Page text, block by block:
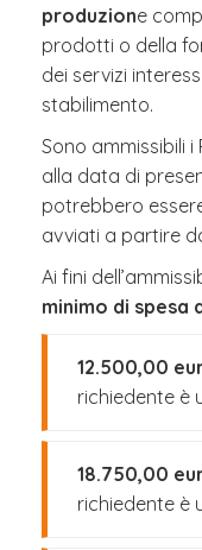
produzione
prodotti o della
dei servizi
stabilimento.
Sono ammissibili
alla data di
potrebbero
avviati a partire
Ai fini
minimo di spesa
12.500,00
richiedente è
18.750,00
richiedente è